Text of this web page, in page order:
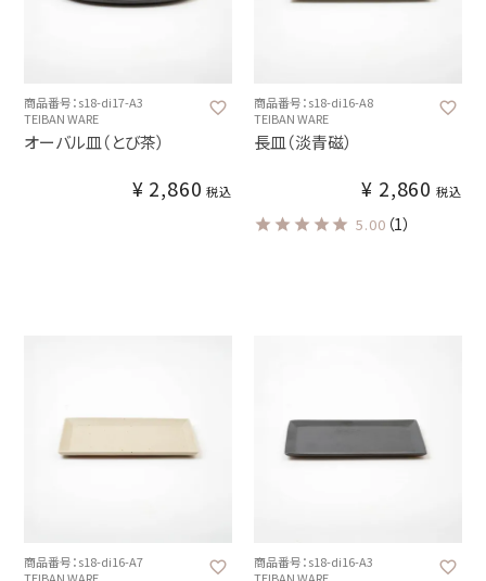
商品番号：s18-di17-A3
TEIBAN WARE
オーバル皿（とび茶）
¥ 2,860 税込
商品番号：s18-di16-A8
TEIBAN WARE
長皿（淡青磁）
¥ 2,860 税込
5.00 （1）
商品番号：s18-di16-A7
商品番号：s18-di16-A3